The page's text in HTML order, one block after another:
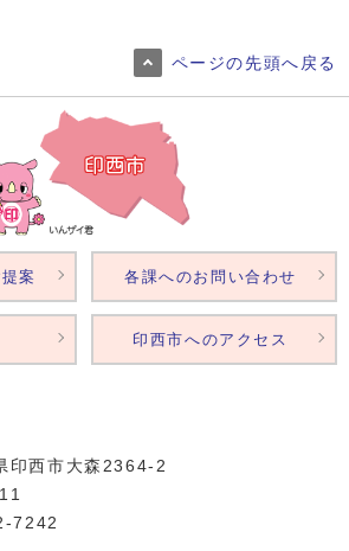
ページの先頭へ戻る
西市大森2364‐2
案 各課へのお問い合わせ
印西市へのアクセス